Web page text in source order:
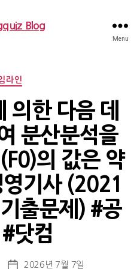
Menu
Categories
라인
의한 다음 데
분산분석을
의 값은 약
기사 (2021
출문제) #공
닷컴
Post2026년 7월 7일